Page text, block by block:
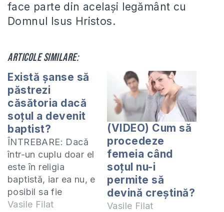
face parte din acelaşi legământ cu
Domnul Isus Hristos.
Articole similare:
Există șanse să
păstrezi
căsătoria dacă
soțul a devenit
baptist?
ÎNTREBARE: Dacă
într-un cuplu doar el
este în religia
baptistă, iar ea nu, e
posibil sa fie
împreună chiar și
Vasile Filat
(VIDEO) Cum să
procedeze
femeia când
soțul nu-i
permite să
devină creștină?
Vasile Filat